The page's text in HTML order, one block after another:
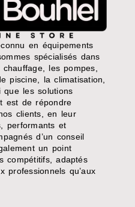
en équipements
spécialisés dans
les pompes,
piscine, la climatisation,
que les solutions
est de répondre
clients, en leur
performants et
d’un conseil
un point
compétitifs, adaptés
professionnels qu’aux